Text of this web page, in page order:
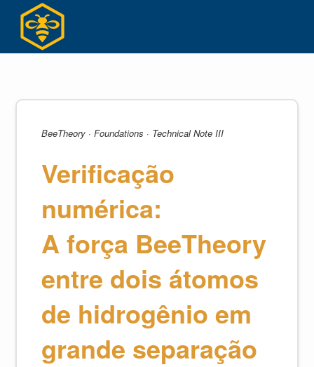
BeeTheory · Foundations · Technical Note III
Verificação
numérica:
A força BeeTheory
entre dois átomos
de hidrogênio em
grande separação